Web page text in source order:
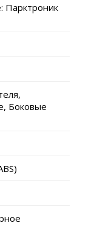
Парктроник
Боковые